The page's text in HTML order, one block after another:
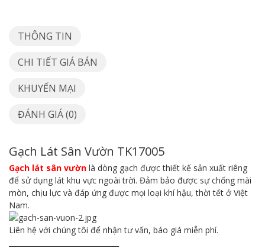
THÔNG TIN
CHI TIẾT GIÁ BÁN
KHUYẾN MẠI
ĐÁNH GIÁ (0)
Gạch Lát Sân Vườn TK17005
Gạch lát sân vườn là dòng gạch được thiết kế sản xuất riêng
để sử dụng lát khu vực ngoài trời. Đảm bảo được sự chống mài
mòn, chịu lực và đáp ứng được mọi loại khí hậu, thời tết ở Việt
Nam.
Liên hệ với chúng tôi để nhận tư vấn, báo giá miễn phí.